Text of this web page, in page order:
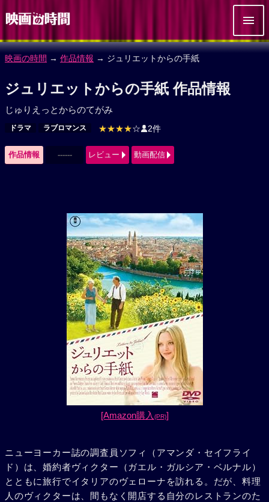
映画の時間 → 作品情報 → ジュリエットからの手紙
ジュリエットからの手紙 作品情報
じゅりえっとからのてがみ
ドラマ ラブロマンス ★★★★☆ 2件
作品情報 ------ レビュー 動画配信
[Amazon購入 (PR)]
ニューヨーカー誌の調査員ソフィ（アマンダ・セイフライ
ド）は、婚約者ヴィクター（ガエル・ガルシア・ベルナル）
とともに旅行でイタリアのヴェローナを訪れる。だが、料理
人のヴィクターは、間もなく開店する自分のレストランのた